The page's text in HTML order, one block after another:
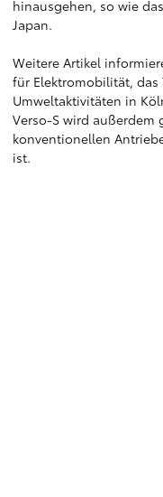
hinausgehen, so wie
Japan.
Weitere Artikel
für Elektromobilität, das
Umweltaktivitäten in
Verso-S wird außerdem
konventionellen
ist.